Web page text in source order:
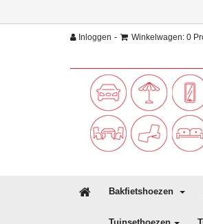
Inloggen - Winkelwagen: 0
Bakfietshoezen